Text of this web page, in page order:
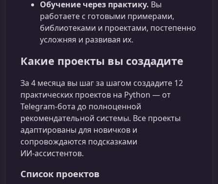
Обучение через практику. Вы
работаете с готовыми примерами,
библиотеками и проектами, постепенно
усложняя и развивая их.
Какие проекты вы создадите
За 4 месяца вы шаг за шагом создадите 12
практических проектов на Python — от
Telegram-бота до полноценной
рекомендательной системы. Все проекты
адаптированы для новичков и
сопровождаются подсказками
ИИ‑ассистентов.
Список проектов